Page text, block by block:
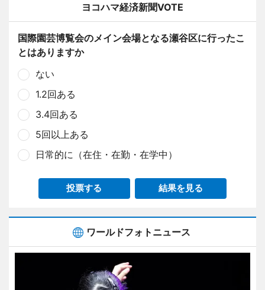
ヨコハマ経済新聞VOTE
国際園芸博覧会のメイン会場となる瀬谷区に行ったこ
とはありますか
ない
1.2回ある
3.4回ある
5回以上ある
日常的に（在住・在勤・在学中）
投票する 結果を見る
ワールドフォトニュース